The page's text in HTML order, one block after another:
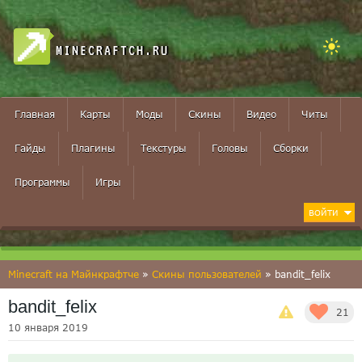
MINECRAFTCH.RU
Главная Карты Моды Скины Видео Читы
Гайды Плагины Текстуры Головы Сборки
Программы Игры
ВОЙТИ
Minecraft на Майнкрафтче » Скины пользователей » bandit_felix
21
bandit_felix
10 января 2019